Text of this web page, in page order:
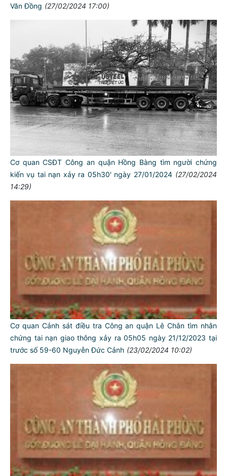
Văn Đồng (27/02/2024 17:00)
Cơ quan CSĐT Công an quận Hồng Bàng tìm người chứng
kiến vụ tai nạn xảy ra 05h30' ngày 27/01/2024 (27/02/2024
14:29)
Cơ quan Cảnh sát điều tra Công an quận Lê Chân tìm nhân
chứng tai nạn giao thông xảy ra 05h05 ngày 21/12/2023 tại
trước số 59-60 Nguyễn Đức Cảnh (23/02/2024 10:02)